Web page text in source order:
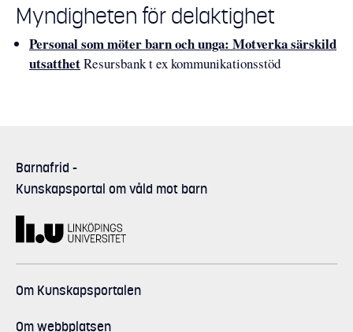
Myndigheten för delaktighet
Personal som möter barn och unga: Motverka särskild
utsatthetResursbank t ex kommunikationsstöd
Barnafrid -
Kunskapsportal om våld mot barn
Om Kunskapsportalen
Om webbplatsen